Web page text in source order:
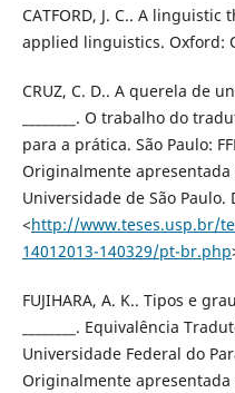
CATFORD, J. C.. A
applied linguistics. Oxford:
CRUZ, C. D.. A querela de
________. O trabalho do
para a prática. São Paulo:
Originalmente
Universidade de São Paulo.
<http://www.teses.usp.br/
14012013-140329/pt-br.php
FUJIHARA, A. K.. Tipos e
________. Equivalência
Universidade Federal do
Originalmente apresentada